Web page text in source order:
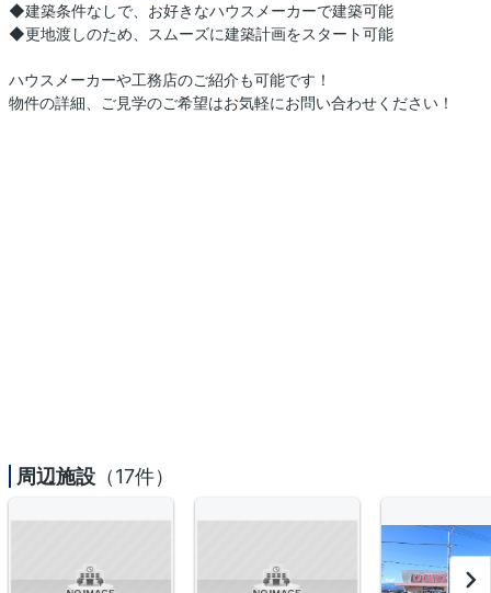
◆建築条件なしで、お好きなハウスメーカーで建築可能
◆更地渡しのため、スムーズに建築計画をスタート可能
ハウスメーカーや工務店のご紹介も可能です！
物件の詳細、ご見学のご希望はお気軽にお問い合わせください！
周辺施設 （17件）